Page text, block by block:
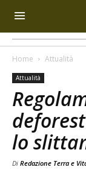
Home Attualità
Attualità
lo
Di Redazione Terra e